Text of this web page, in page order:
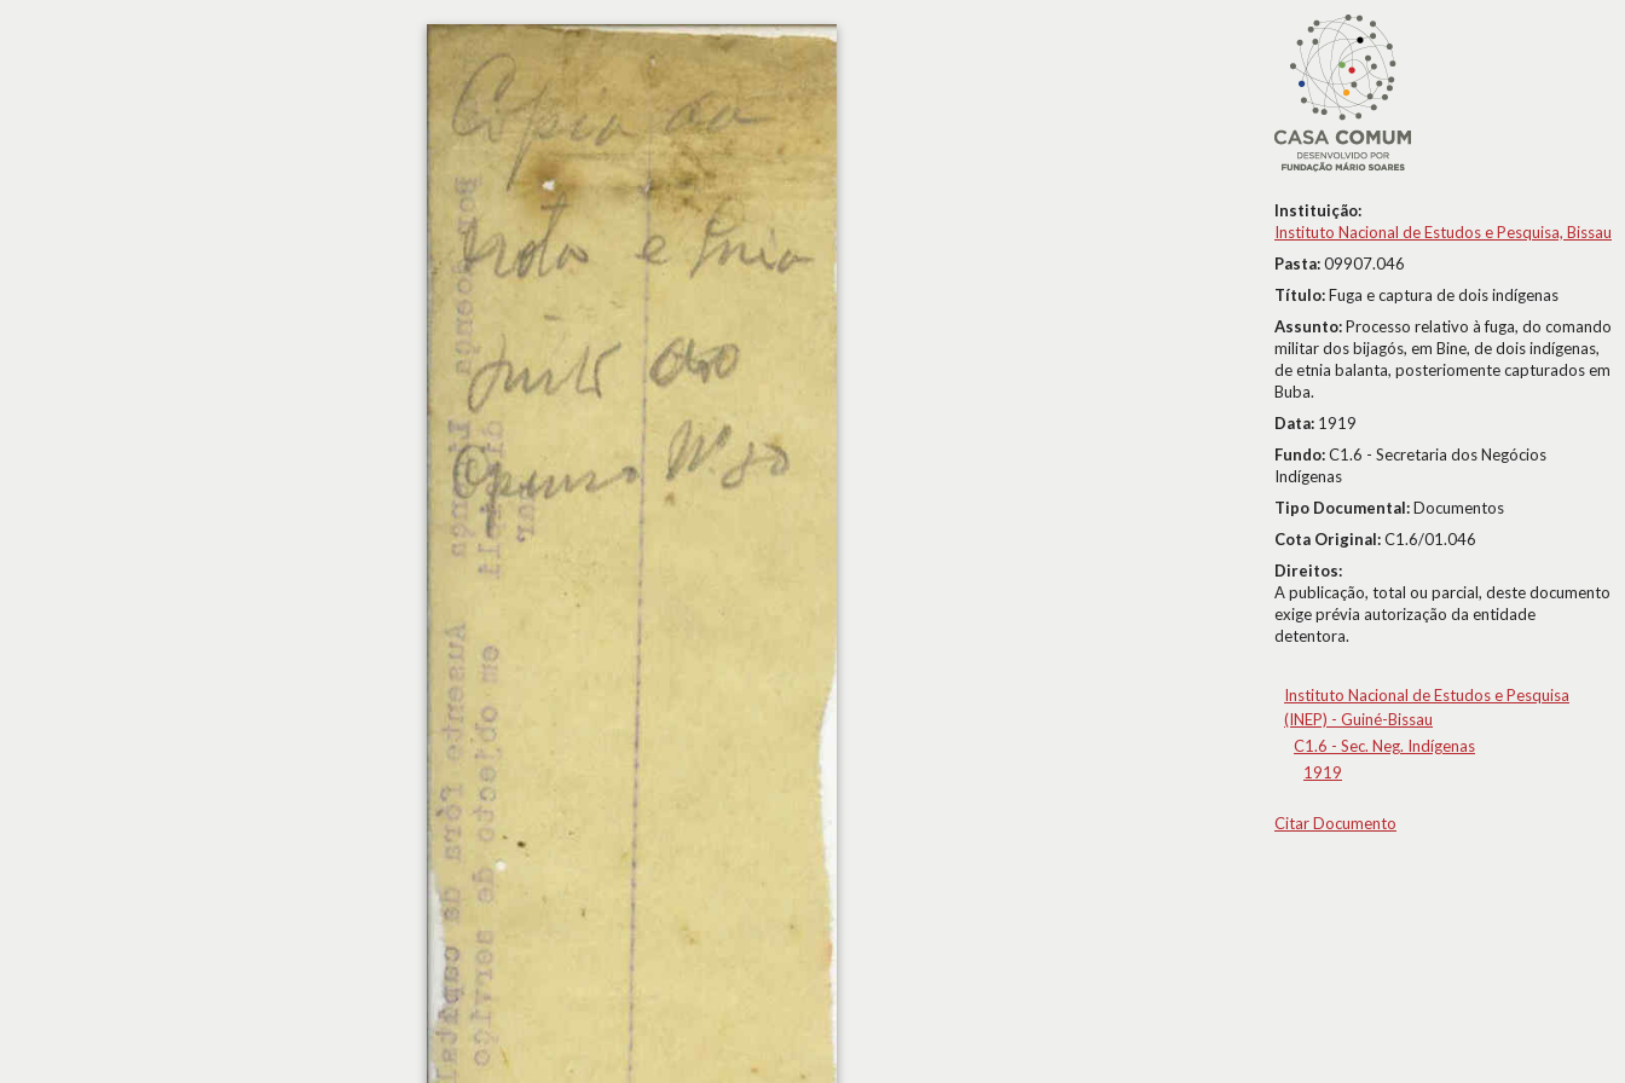
Instituição:
Instituto Nacional de Estudos e Pesquisa, Bissau
Pasta:09907.046
Título:Fuga e captura de dois indígenas
Assunto:Processo relativo à fuga, do comando
militar dos bijagós, em Bine, de dois indígenas,
de etnia balanta, posteriomente capturados em
Buba.
Data: 1919
Fundo:C1.6 - Secretaria dos Negócios
Indígenas
Tipo Documental:Documentos
Cota Original:C1.6/01.046
Direitos:
A publicação, total ou parcial, deste documento
exige prévia autorização da entidade
detentora.
Instituto Nacional de Estudos e Pesquisa
(INEP) - Guiné-Bissau
C1.6 - Sec. Neg. Indígenas
1919
Citar Documento